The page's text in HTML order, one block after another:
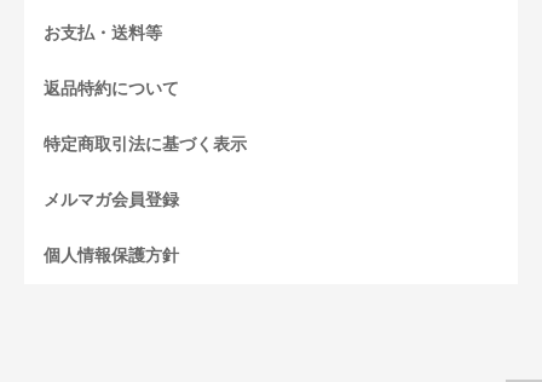
お支払・送料等
返品特約について
特定商取引法に基づく表示
メルマガ会員登録
個人情報保護方針